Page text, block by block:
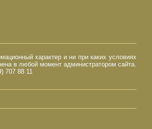
характер и ни при каких условиях
в любой момент администратором сайта.
707 88 11